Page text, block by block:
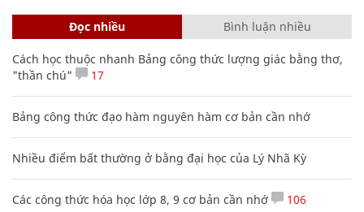
Đọc nhiều Bình luận nhiều
Cách học thuộc nhanh Bảng công thức lượng giác bằng thơ,
"thần chú"
17
Bảng công thức đạo hàm nguyên hàm cơ bản cần nhớ
Nhiều điểm bất thường ở bằng đại học của Lý Nhã Kỳ
Các công thức hóa học lớp 8, 9 cơ bản cần nhớ 106